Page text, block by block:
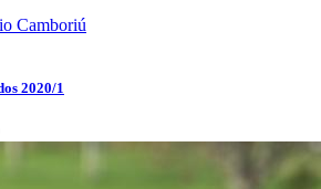
Camboriú
2020/1